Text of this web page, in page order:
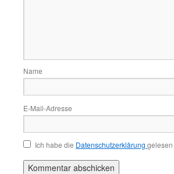
Name
E-Mail-Adresse
Ich habe die Datenschutzerklärung